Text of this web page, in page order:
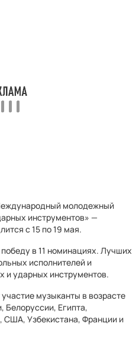
молодежный
инструментов» —
с 15 по 19 мая.
в 11 номинациях. Лучших
исполнителей и
и ударных инструментов.
музыканты в возрасте
Белоруссии, Египта,
США, Узбекистана, Франции и